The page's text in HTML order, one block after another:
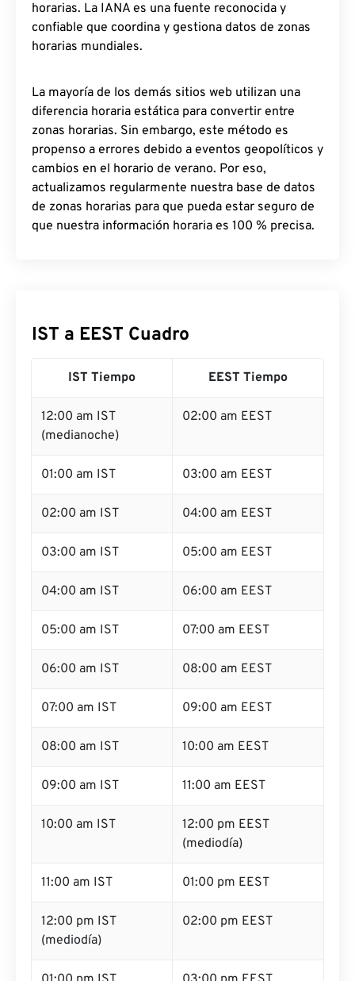
horarias. La IANA es una fuente reconocida y
confiable que coordina y gestiona datos de zonas
horarias mundiales.
La mayoría de los demás sitios web utilizan una
diferencia horaria estática para convertir entre
zonas horarias. Sin embargo, este método es
propenso a errores debido a eventos geopolíticos y
cambios en el horario de verano. Por eso,
actualizamos regularmente nuestra base de datos
de zonas horarias para que pueda estar seguro de
que nuestra información horaria es 100 % precisa.
IST a EEST Cuadro
IST Tiempo EEST Tiempo
12:00 am IST
(medianoche)
02:00 am EEST
01:00 am IST 03:00 am EEST
02:00 am IST 04:00 am EEST
03:00 am IST 05:00 am EEST
04:00 am IST 06:00 am EEST
05:00 am IST 07:00 am EEST
06:00 am IST 08:00 am EEST
07:00 am IST 09:00 am EEST
08:00 am IST 10:00 am EEST
09:00 am IST 11:00 am EEST
10:00 am IST
12:00 pm EEST
(mediodía)
11:00 am IST 01:00 pm EEST
12:00 pm IST
(mediodía)
02:00 pm EEST